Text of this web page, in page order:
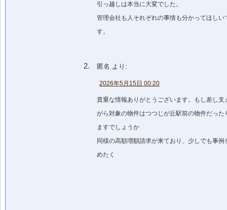
引っ越しは本当に大変でした。
管理会社も人それぞれの事情も分かってほしい
す。
匿名 より:
2026年5月15日 00:20
貴重な情報ありがとうございます。もし差し支
がら対象の物件はつつじが丘駅前の物件だった
ますでしょうか
同様の高額増額請求が来ており、少しでも事例
めたく